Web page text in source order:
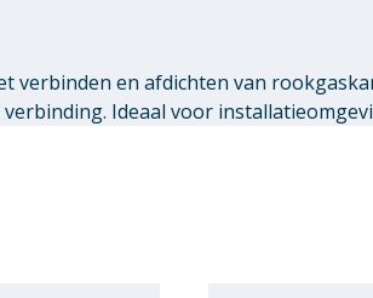
en afdichten van
Ideaal voor